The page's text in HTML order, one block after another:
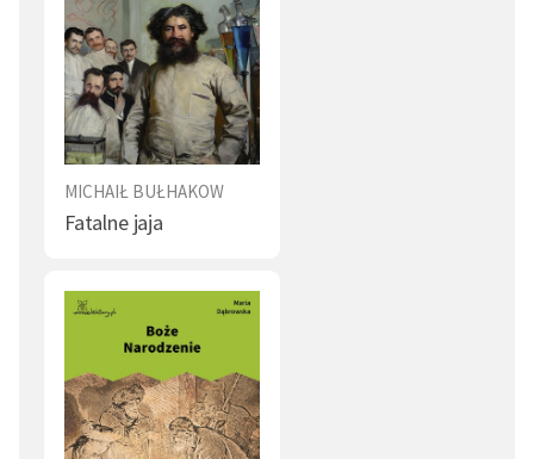
MICHAIŁ BUŁHAKOW
Fatalne jaja